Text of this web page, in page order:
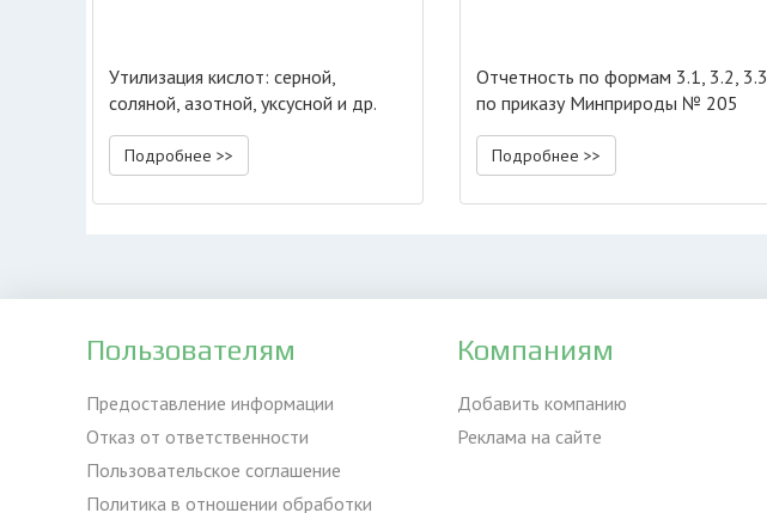
Утилизация кислот: серной,
соляной, азотной, уксусной и др.
Подробнее >>
Отчетность по формам 3.1, 3.2, 3.3
по приказу Минприроды № 205
Подробнее >>
Пользователям
Предоставление информации
Отказ от ответственности
Пользовательское соглашение
Политика в отношении обработки
Компаниям
Добавить компанию
Реклама на сайте